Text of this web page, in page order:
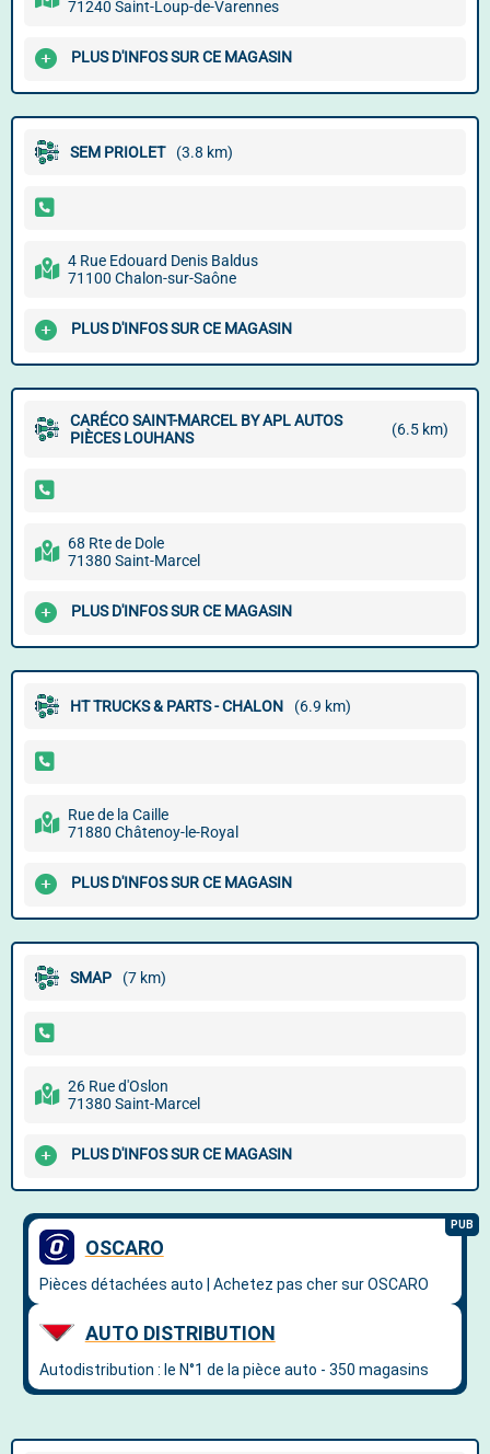
71240 Saint-Loup-de-Varennes
PLUS D'INFOS SUR CE MAGASIN
SEM PRIOLET (3.8 km)
4 Rue Edouard Denis Baldus
71100 Chalon-sur-Saône
PLUS D'INFOS SUR CE MAGASIN
CARÉCO SAINT-MARCEL BY APL AUTOS
PIÈCES LOUHANS
(6.5 km)
68 Rte de Dole
71380 Saint-Marcel
PLUS D'INFOS SUR CE MAGASIN
HT TRUCKS & PARTS - CHALON (6.9 km)
Rue de la Caille
71880 Châtenoy-le-Royal
PLUS D'INFOS SUR CE MAGASIN
SMAP (7 km)
26 Rue d'Oslon
71380 Saint-Marcel
PLUS D'INFOS SUR CE MAGASIN